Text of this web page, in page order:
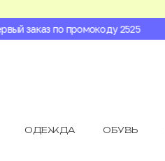
заказ по промокоду 2525
ОДЕЖДА ОБУВЬ